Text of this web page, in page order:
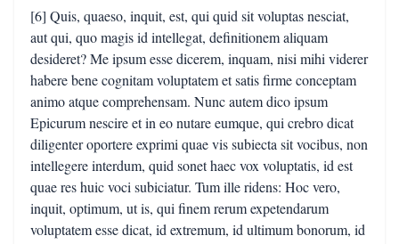
[6] Quis, quaeso, inquit, est, qui quid sit voluptas nesciat,
aut qui, quo magis id intellegat, definitionem aliquam
desideret? Me ipsum esse dicerem, inquam, nisi mihi viderer
habere bene cognitam voluptatem et satis firme conceptam
animo atque comprehensam. Nunc autem dico ipsum
Epicurum nescire et in eo nutare eumque, qui crebro dicat
diligenter oportere exprimi quae vis subiecta sit vocibus, non
intellegere interdum, quid sonet haec vox voluptatis, id est
quae res huic voci subiciatur. Tum ille ridens: Hoc vero,
inquit, optimum, ut is, qui finem rerum expetendarum
voluptatem esse dicat, id extremum, id ultimum bonorum, id